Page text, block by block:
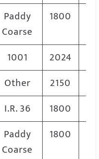
Paddy
Coarse
1800
1001 2024
Other 2150
I.R. 36 1800
Paddy
Coarse
1800